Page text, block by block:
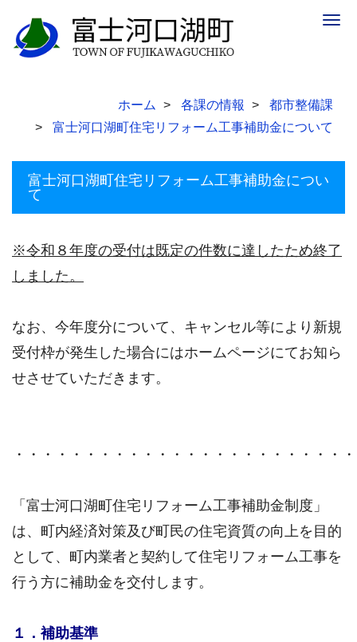
ホーム 各課の情報
都市整備課
富士河口湖町住宅リフォーム工事補助金について
富士河口湖町住宅リフォーム工事補助金につい
て
※令和８年度の受付は既定の件数に達したため終了
しました。
なお、今年度分について、キャンセル等により新規
受付枠が発生した場合にはホームページにてお知ら
せさせていただきます。
・・・・・・・・・・・・・・・・・・・・・・・
「富士河口湖町住宅リフォーム工事補助金制度」
は、町内経済対策及び町民の住宅資質の向上を目的
として、町内業者と契約して住宅リフォーム工事を
行う方に補助金を交付します。
１．補助基準